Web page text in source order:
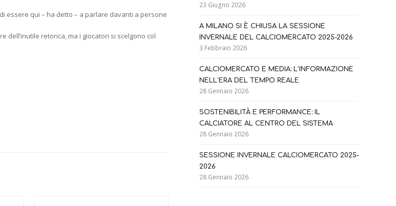
essere qui – ha detto – a parlare davanti a persone
dell’inutile retorica, ma i giocatori si scelgono col
23 Giugno 2026
A MILANO SI È CHIUSA LA SESSIONE
INVERNALE DEL CALCIOMERCATO 2025-2026
3 Febbraio 2026
CALCIOMERCATO E MEDIA: L’INFORMAZIONE
NELL’ERA DEL TEMPO REALE
28 Gennaio 2026
SOSTENIBILITÀ E PERFORMANCE: IL
CALCIATORE AL CENTRO DEL SISTEMA
28 Gennaio 2026
SESSIONE INVERNALE CALCIOMERCATO 2025-
2026
28 Gennaio 2026